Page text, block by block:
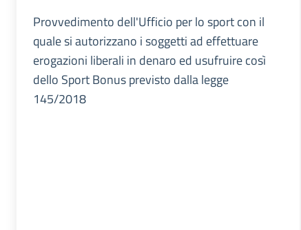
Provvedimento dell'Ufficio per lo sport con il
quale si autorizzano i soggetti ad effettuare
erogazioni liberali in denaro ed usufruire così
dello Sport Bonus previsto dalla legge
145/2018